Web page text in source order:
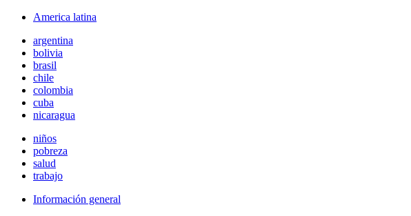
America latina
argentina
bolivia
brasil
chile
colombia
cuba
nicaragua
niños
pobreza
salud
trabajo
Información general